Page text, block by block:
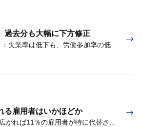
過去分も大幅に下方修正
る雇用者はいかほどか
直近で4％、AI活用が広がれば11％の雇用者が特に代替されやすい